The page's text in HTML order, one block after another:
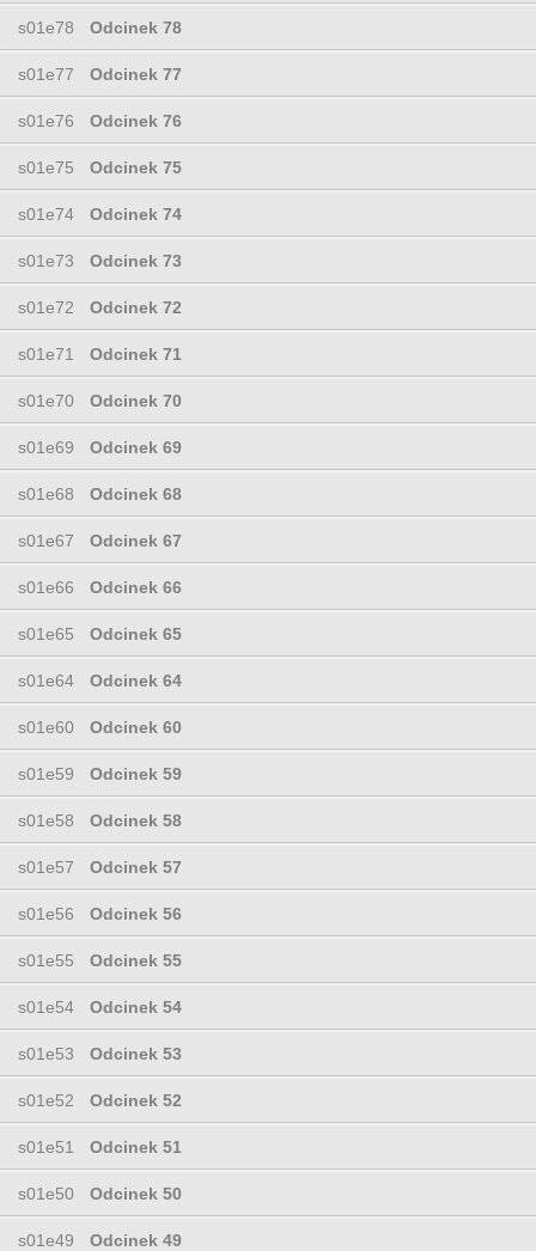
s01e78 Odcinek 78
s01e77 Odcinek 77
s01e76 Odcinek 76
s01e75 Odcinek 75
s01e74 Odcinek 74
s01e73 Odcinek 73
s01e72 Odcinek 72
s01e71 Odcinek 71
s01e70 Odcinek 70
s01e69 Odcinek 69
s01e68 Odcinek 68
s01e67 Odcinek 67
s01e66 Odcinek 66
s01e65 Odcinek 65
s01e64 Odcinek 64
s01e60 Odcinek 60
s01e59 Odcinek 59
s01e58 Odcinek 58
s01e57 Odcinek 57
s01e56 Odcinek 56
s01e55 Odcinek 55
s01e54 Odcinek 54
s01e53 Odcinek 53
s01e52 Odcinek 52
s01e51 Odcinek 51
s01e50 Odcinek 50
s01e49 Odcinek 49